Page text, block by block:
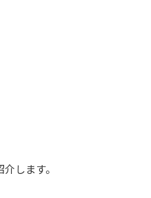
します。